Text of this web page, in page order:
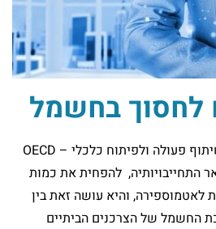
לחסוך בחשמל
בעת שהצטרפה לארגון לשיתוף פעולה ולפיתוח כלכלי – OECD
התחייבויותיה, להפחית את כמות
לאטמוספירה, והיא עושה זאת בין
החשמל של הצרכנים הביתיים